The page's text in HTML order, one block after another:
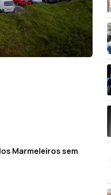
Marmeleiros sem